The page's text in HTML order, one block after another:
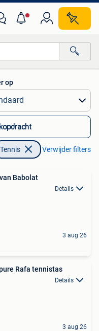
op
Tennis Verwijder filters
Babolat
Details
3 aug 26
Rafa tennistas
Details
3 aug 26